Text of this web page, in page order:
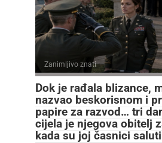
Zanimljivo znati
Dok je rađala blizance,
nazvao beskorisnom i
papire za razvod… tri
cijela je njegova obitelj
kada su joj časnici